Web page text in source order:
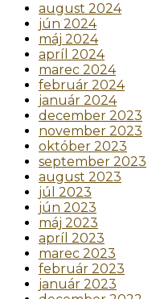
august 2024
jún 2024
máj 2024
apríl 2024
marec 2024
február 2024
január 2024
december 2023
november 2023
október 2023
september 2023
august 2023
júl 2023
jún 2023
máj 2023
apríl 2023
marec 2023
február 2023
január 2023